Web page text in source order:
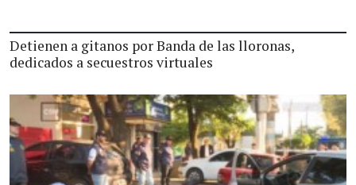
Detienen a gitanos por Banda de las lloronas,
dedicados a secuestros virtuales